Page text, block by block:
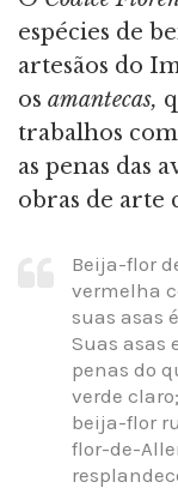
espécies de
artesãos do
os amantecas,
trabalhos
as penas das
obras de arte
Beija-flor
vermelha
suas asas
Suas asas
penas do
verde
beija-flor
flor-de-